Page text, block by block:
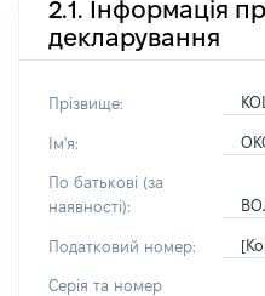
2.1. Інформація
декларування
Прізвище:
Ім'я:
По батькові (за
наявності):
Податковий номер:
Серія та номер